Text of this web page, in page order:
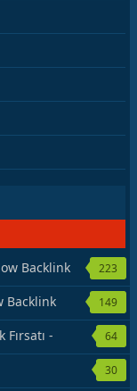
Backlink
223
Backlink
149
Fırsatı -
64
30